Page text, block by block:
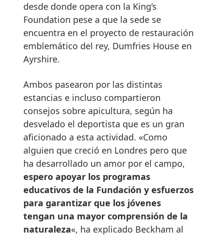
desde donde opera con la King’s
Foundation pese a que la sede se
encuentra en el proyecto de restauración
emblemático del rey, Dumfries House en
Ayrshire.
Ambos pasearon por las distintas
estancias e incluso compartieron
consejos sobre apicultura, según ha
desvelado el deportista que es un gran
aficionado a esta actividad. «Como
alguien que creció en Londres pero que
ha desarrollado un amor por el campo,
espero apoyar los programas
educativos de la Fundación y esfuerzos
para garantizar que los jóvenes
tengan una mayor comprensión de la
naturaleza«, ha explicado Beckham al